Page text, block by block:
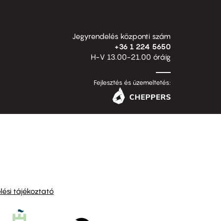
Jegyrendelés központi szám
+36 1 224 5650
H-V 13.00-21.00 óráig
Fejlesztés és üzemeltetés:
tájékoztató